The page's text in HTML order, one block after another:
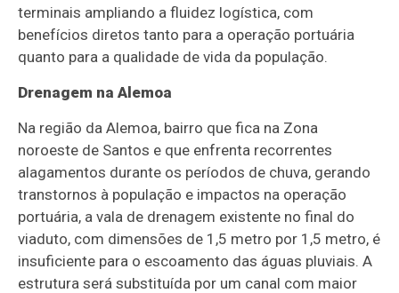
terminais ampliando a fluidez logística, com
benefícios diretos tanto para a operação portuária
quanto para a qualidade de vida da população.
Drenagem na Alemoa
Na região da Alemoa, bairro que fica na Zona
noroeste de Santos e que enfrenta recorrentes
alagamentos durante os períodos de chuva, gerando
transtornos à população e impactos na operação
portuária, a vala de drenagem existente no final do
viaduto, com dimensões de 1,5 metro por 1,5 metro, é
insuficiente para o escoamento das águas pluviais. A
estrutura será substituída por um canal com maior